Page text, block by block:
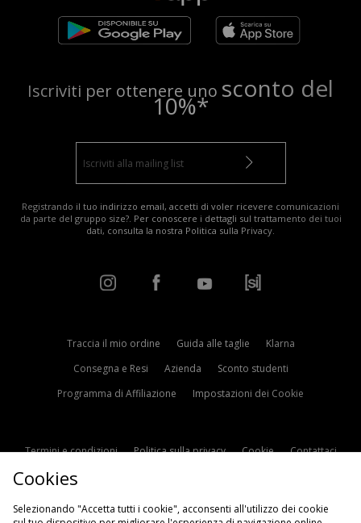
Iscriviti per ottenere uno sconto del
10%*
Registrando il tuo indirizzo email, accetti di voler ricevere comunicazioni
da parte del gruppo size?. Per conoscere i dettagli sul trattamento dei tuoi
dati, consulta la nostra Politica sulla Privacy.
Traccia il mio ordine Guida alle taglie
Klarna
Consegna e Resi
Azienda
Sconto studenti
Programma di Affiliazione
Impostazioni dei Cookie
Termini e condizioni Politica sulla privacy Cookie
Contattaci
Cookies
Selezionando "Accetta tutti i cookie", acconsenti all'utilizzo dei cookie